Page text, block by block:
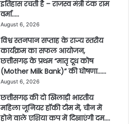
इतिहास रचती है – राजस्व मंत्री टंक राम
वर्मा…..
August 6, 2026
विश्व स्तनपान सप्ताह के राज्य स्तरीय
कार्यक्रम का सफल आयोजन,
छत्तीसगढ़ के प्रथम “मातृ दूध कोष
(Mother Milk Bank)” की घोषणा……
August 6, 2026
छत्तीसगढ़ की दो खिलाड़ी भारतीय
महिला जूनियर हॉकी टीम में, चीन में
होने वाले एशिया कप में दिखाएंगी दम….